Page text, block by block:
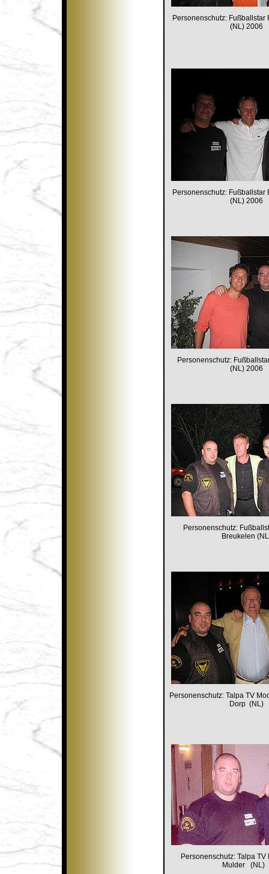
Personenschutz: Fußballstar
(NL) 2006
Personenschutz: Fußballstar
(NL) 2006
Personenschutz:
(NL) 2006
Personenschutz:
Breukelen
Personenschutz: Talpa TV
Dorp (NL)
Personenschutz: Talpa TV
Mulder